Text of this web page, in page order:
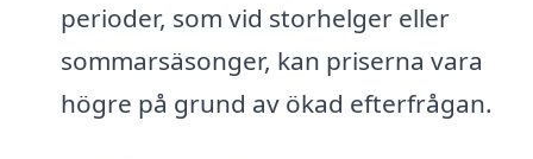
perioder, som vid storhelger eller
sommarsäsonger, kan priserna vara
högre på grund av ökad efterfrågan.